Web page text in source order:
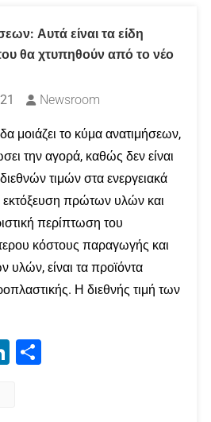
Αυτά είναι τα είδη
θα χτυπηθούν από το νέο
Newsroom
μοιάζει το κύμα ανατιμήσεων,
την αγορά, καθώς δεν είναι
τιμών στα ενεργειακά
εκτόξευση πρώτων υλών και
περίπτωση του
κόστους παραγωγής και
είναι τα προϊόντα
Η διεθνής τιμή των
LinkedIn